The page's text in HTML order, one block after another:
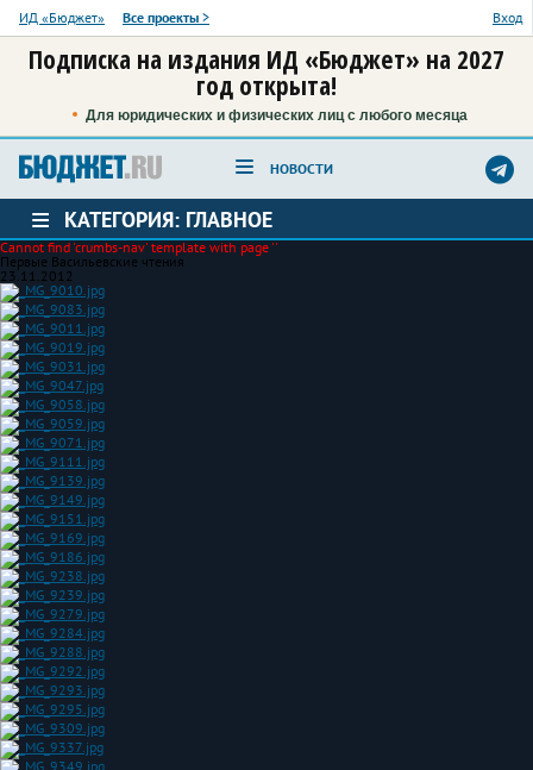
ИД «Бюджет» Все проекты > Вход
Подписка на издания ИД «Бюджет» на 2027
год открыта!
Для юридических и физических лиц с любого месяца
НОВОСТИ
КАТЕГОРИЯ: ГЛАВНОЕ
Cannot find 'crumbs-nav' template with page ''
Первые Васильевские чтения
23.11.2012